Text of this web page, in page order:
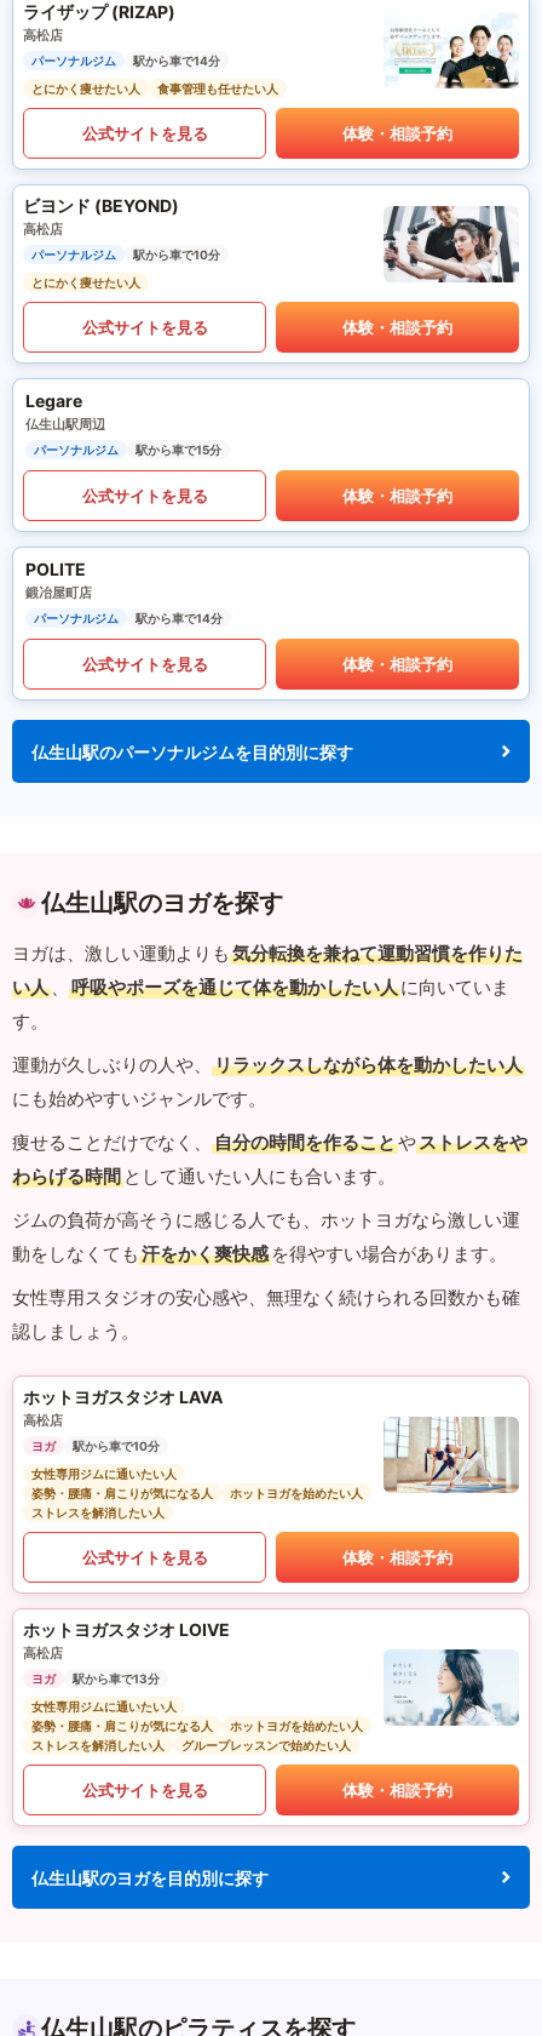
ライザップ (RIZAP)
高松店
パーソナルジム
駅から車で14分
とにかく痩せたい人
食事管理も任せたい人
公式サイトを見る 体験・相談予約
ビヨンド (BEYOND)
高松店
パーソナルジム
駅から車で10分
とにかく痩せたい人
公式サイトを見る 体験・相談予約
Legare
仏生山駅周辺
パーソナルジム 駅から車で15分
公式サイトを見る 体験・相談予約
POLITE
鍛冶屋町店
パーソナルジム 駅から車で14分
公式サイトを見る 体験・相談予約
仏生山駅のパーソナルジムを目的別に探す
仏生山駅のヨガを探す
ヨガは、激しい運動よりも 気分転換を兼ねて運動習慣を作りた
い人 、 呼吸やポーズを通じて体を動かしたい人に向いていま
す。
運動が久しぶりの人や、
リラックスしながら体を動かしたい人
にも始めやすいジャンルです。
痩せることだけでなく、
自分の時間を作ることやストレスをや
わらげる時間 として通いたい人にも合います。
ジムの負荷が高そうに感じる人でも、ホットヨガなら激しい運
動をしなくても 汗をかく爽快感 を得やすい場合があります。
女性専用スタジオの安心感や、無理なく続けられる回数かも確
認しましょう。
ホットヨガスタジオ LAVA
高松店
ヨガ
駅から車で10分
女性専用ジムに通いたい人
姿勢・腰痛・肩こりが気になる人
ホットヨガを始めたい人
ストレスを解消したい人
公式サイトを見る 体験・相談予約
ホットヨガスタジオ LOIVE
高松店
ヨガ
駅から車で13分
女性専用ジムに通いたい人
姿勢・腰痛・肩こりが気になる人
ホットヨガを始めたい人
ストレスを解消したい人
グループレッスンで始めたい人
公式サイトを見る 体験・相談予約
仏生山駅のヨガを目的別に探す
仏生山駅のピラティスを探す